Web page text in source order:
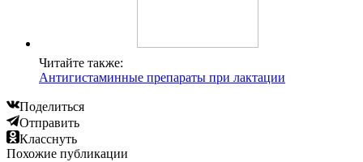
Читайте также:
Антигистаминные препараты при лактации
Поделиться
Отправить
Класснуть
Похожие публикации